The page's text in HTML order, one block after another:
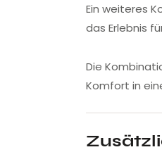
Ein weiteres
das Erlebnis
Die
Komfort in